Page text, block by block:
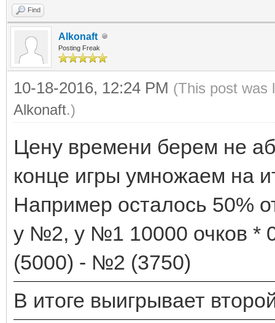
Find
Alkonaft
Posting Freak
10-18-2016, 12:24 PM (This post was
Alkonaft.)
Цену времени берем не
конце игры умножаем на
Например осталось 50%
у №2, у №1 10000 очков *
(5000) - №2 (3750)
В итоге выигрывает